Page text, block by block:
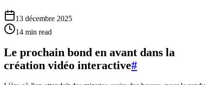
13 décembre 2025
14 min read
Le prochain bond en avant dans la
création vidéo interactive#